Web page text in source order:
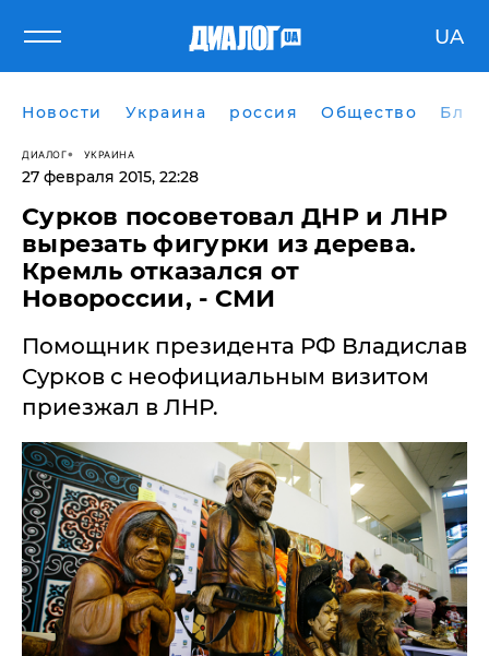
UA
Новости Украина россия Общество
ДИАЛОГ УКРАИНА
27 февраля 2015, 22:28
​Сурков посоветовал ДНР и ЛНР
вырезать фигурки из дерева.
Кремль отказался от
Новороссии, - СМИ
Помощник президента РФ Владислав
Сурков с неофициальным визитом
приезжал в ЛНР.